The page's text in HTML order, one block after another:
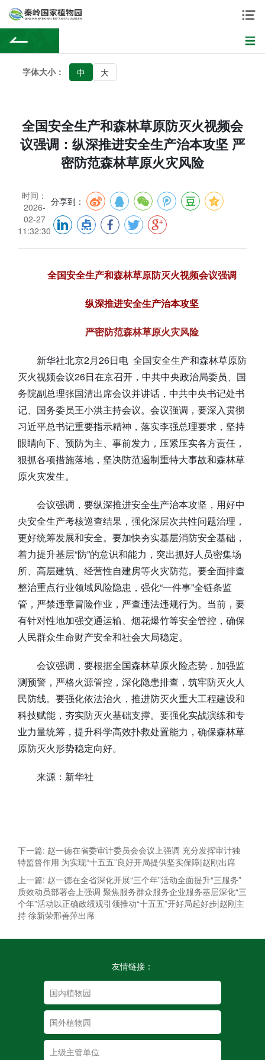
字体大小： 中 大
全国安全生产和森林草原防灭火视频会
议强调：纵深推进安全生产治本攻坚 严
密防范森林草原火灾风险
时间：
2026-
02-27
11:32:30
分享到：
全国安全生产和森林草原防灭火视频会议强调
纵深推进安全生产治本攻坚
严密防范森林草原火灾风险
新华社北京2月26日电 全国安全生产和森林草原防
灭火视频会议26日在京召开，中共中央政治局委员、国
务院副总理张国清出席会议并讲话，中共中央书记处书
记、国务委员王小洪主持会议。会议强调，要深入贯彻
习近平总书记重要指示精神，落实李强总理要求，坚持
眼睛向下、预防为主、事前发力，压紧压实各方责任，
狠抓各项措施落地，坚决防范遏制重特大事故和森林草
原火灾发生。
会议强调，要纵深推进安全生产治本攻坚，用好中
央安全生产考核巡查结果，强化深层次共性问题治理，
更好统筹发展和安全。要加快夯实基层消防安全基础，
着力提升基层“防”的意识和能力，突出抓好人员密集场
所、高层建筑、经营性自建房等火灾防范。要全面排查
整治重点行业领域风险隐患，强化“一件事”全链条监
管，严禁违章冒险作业，严查违法违规行为。当前，要
有针对性地加强交通运输、烟花爆竹等安全管控，确保
人民群众生命财产安全和社会大局稳定。
会议强调，要根据全国森林草原火险态势，加强监
测预警，严格火源管控，深化隐患排查，筑牢防灭火人
民防线。要强化依法治火，推进防灭火重大工程建设和
科技赋能，夯实防灭火基础支撑。要强化实战演练和专
业力量统筹，提升科学高效扑救处置能力，确保森林草
原防灭火形势稳定向好。
来源：新华社
下一篇: 赵一德在省委审计委员会会议上强调 充分发挥审计独
特监督作用 为实现“十五五”良好开局提供坚实保障|赵刚出席
上一篇: 赵一德在全省深化开展“三个年”活动全面提升“三服务”
质效动员部署会上强调 聚焦服务群众服务企业服务基层深化“三
个年”活动以正确政绩观引领推动“十五五”开好局起好步|赵刚主
持 徐新荣邢善萍出席
友情链接：